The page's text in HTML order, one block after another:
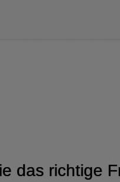
das richtige